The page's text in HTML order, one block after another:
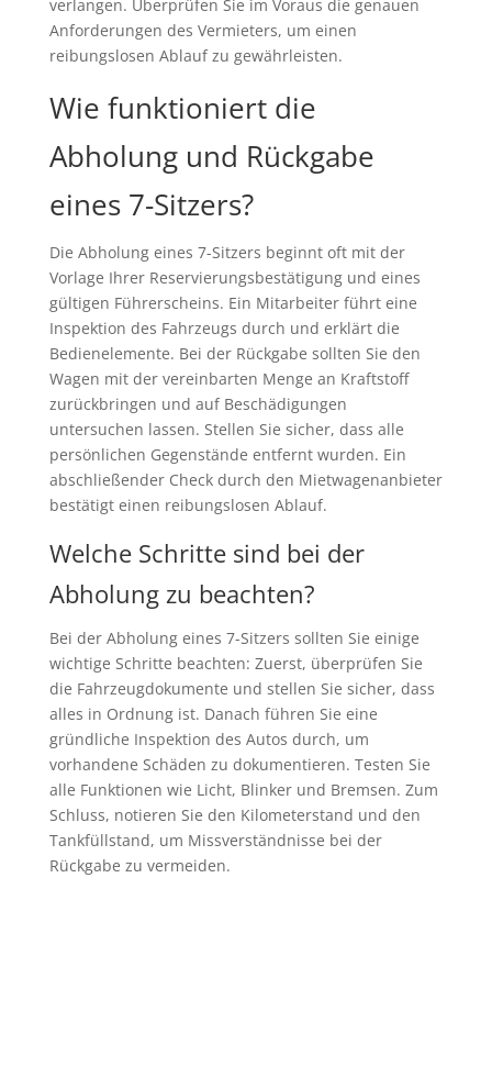
verlangen. Überprüfen Sie im Voraus die genauen
Anforderungen des Vermieters, um einen
reibungslosen Ablauf zu gewährleisten.
Wie funktioniert die
Abholung und Rückgabe
eines 7-Sitzers?
Die Abholung eines 7-Sitzers beginnt oft mit der
Vorlage Ihrer Reservierungsbestätigung und eines
gültigen Führerscheins. Ein Mitarbeiter führt eine
Inspektion des Fahrzeugs durch und erklärt die
Bedienelemente. Bei der Rückgabe sollten Sie den
Wagen mit der vereinbarten Menge an Kraftstoff
zurückbringen und auf Beschädigungen
untersuchen lassen. Stellen Sie sicher, dass alle
persönlichen Gegenstände entfernt wurden. Ein
abschließender Check durch den Mietwagenanbieter
bestätigt einen reibungslosen Ablauf.
Welche Schritte sind bei der
Abholung zu beachten?
Bei der Abholung eines 7-Sitzers sollten Sie einige
wichtige Schritte beachten: Zuerst, überprüfen Sie
die Fahrzeugdokumente und stellen Sie sicher, dass
alles in Ordnung ist. Danach führen Sie eine
gründliche Inspektion des Autos durch, um
vorhandene Schäden zu dokumentieren. Testen Sie
alle Funktionen wie Licht, Blinker und Bremsen. Zum
Schluss, notieren Sie den Kilometerstand und den
Tankfüllstand, um Missverständnisse bei der
Rückgabe zu vermeiden.